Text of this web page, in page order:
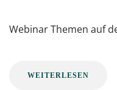
Webinar Themen auf
WEITERLESEN